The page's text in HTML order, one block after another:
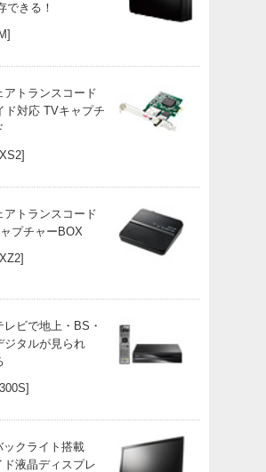
できる！
アトランスコード
ド対応 TVキャプチ
アトランスコード
プチャーBOX
レビで地上・BS・
ジタルが見られ
ックライト搭載
ド液晶ディスプレ